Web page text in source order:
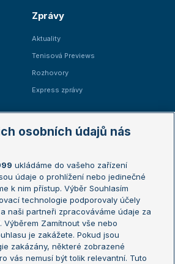
Zprávy
Aktuality
Tenisová Previews
Rozhovory
Express zprávy
Australian Open
French Open
Wimbledon
US Open
Turnaj mistrů
Turnaj mistryň
osobních údajů nás
ukládáme do vašeho zařízení
údaje o prohlížení nebo jedinečné
k nim přístup. Výběr Souhlasím
technologie podporovaly účely
naši partneři zpracováváme údaje za
Výběrem Zamítnout vše nebo
je zakážete. Pokud jsou
zakázány, některé zobrazené
vás nemusí být tolik relevantní. Tuto